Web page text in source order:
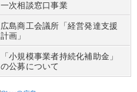
一次相談窓口事業
広島商工会議所「経営発達支援
計画」
「小規模事業者持続化補助金」
の公募について